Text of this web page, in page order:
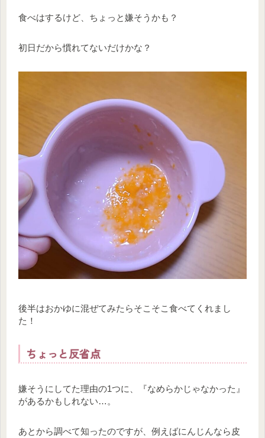
食べはするけど、ちょっと嫌そうかも？
初日だから慣れてないだけかな？
後半はおかゆに混ぜてみたらそこそこ食べてくれまし
た！
ちょっと反省点
嫌そうにしてた理由の1つに、『なめらかじゃなかった』
があるかもしれない…。
あとから調べて知ったのですが、例えばにんじんなら皮